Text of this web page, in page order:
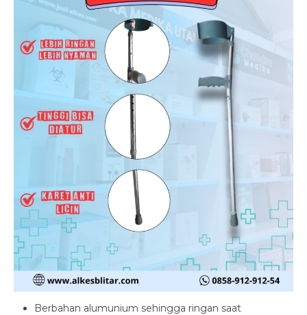
Berbahan alumunium sehingga ringan saat